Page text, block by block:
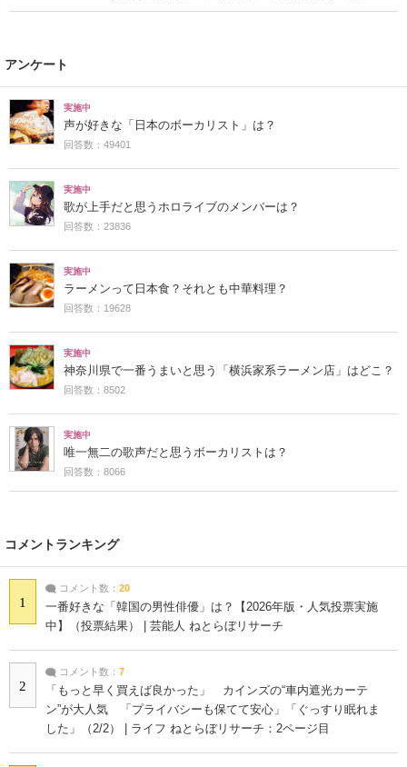
アンケート
実施中
声が好きな「日本のボーカリスト」は？
回答数：49401
実施中
歌が上手だと思うホロライブのメンバーは？
回答数：23836
実施中
ラーメンって日本食？それとも中華料理？
回答数：19628
実施中
神奈川県で一番うまいと思う「横浜家系ラーメン店」はどこ？
回答数：8502
実施中
唯一無二の歌声だと思うボーカリストは？
回答数：8066
コメントランキング
1
コメント数： 20
一番好きな「韓国の男性俳優」は？【2026年版・人気投票実施
中】（投票結果） | 芸能人 ねとらぼリサーチ
2
コメント数： 7
「もっと早く買えば良かった」 カインズの“車内遮光カーテ
ン”が大人気 「プライバシーも保てて安心」「ぐっすり眠れま
した」（2/2） | ライフ ねとらぼリサーチ：2ページ目